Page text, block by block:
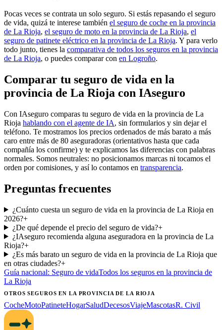
Pocas veces se contrata un solo seguro. Si estás repasando el seguro
de vida, quizá te interese también el seguro de coche en la provincia
de La Rioja, el seguro de moto en la provincia de La Rioja, el
seguro de patinete eléctrico en la provincia de La Rioja. Y para verlo
todo junto, tienes la comparativa de todos los seguros en la provincia
de La Rioja, o puedes comparar con en Logroño.
Comparar tu seguro de vida en la
provincia de La Rioja con IAseguro
Con IAseguro comparas tu seguro de vida en la provincia de La
Rioja hablando con el agente de IA, sin formularios y sin dejar el
teléfono. Te mostramos los precios ordenados de más barato a más
caro entre más de 80 aseguradoras (orientativos hasta que cada
compañía los confirme) y te explicamos las diferencias con palabras
normales. Somos neutrales: no posicionamos marcas ni tocamos el
orden por comisiones, y así lo contamos en transparencia.
Preguntas frecuentes
¿Cuánto cuesta un seguro de vida en la provincia de La Rioja en
2026?+
¿De qué depende el precio del seguro de vida?+
¿IAseguro recomienda alguna aseguradora en la provincia de La
Rioja?+
¿Es más barato un seguro de vida en la provincia de La Rioja que
en otras ciudades?+
Guía nacional: Seguro de vidaTodos los seguros en la provincia de
La Rioja
OTROS SEGUROSEN LA PROVINCIA DE LA RIOJA
CocheMotoPatineteHogarSaludDecesosViajeMascotasR. Civil